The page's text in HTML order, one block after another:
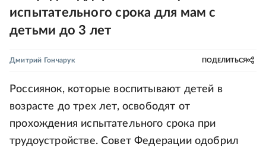
испытательного срока для мам с
детьми до 3 лет
Дмитрий Гончарук ПОДЕЛИТЬСЯ
Россиянок, которые воспитывают детей в
возрасте до трех лет, освободят от
прохождения испытательного срока при
трудоустройстве. Совет Федерации одобрил